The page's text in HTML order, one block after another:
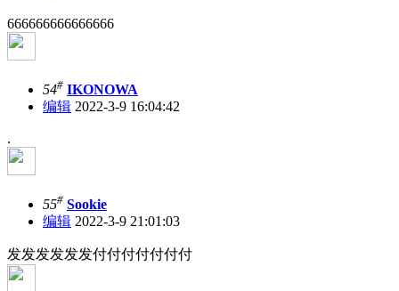
666666666666666
54# IKONOWA
编辑 2022-3-9 16:04:42
.
55# Sookie
编辑 2022-3-9 21:01:03
发发发发发发付付付付付付付